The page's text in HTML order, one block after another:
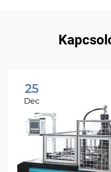
25
Dec